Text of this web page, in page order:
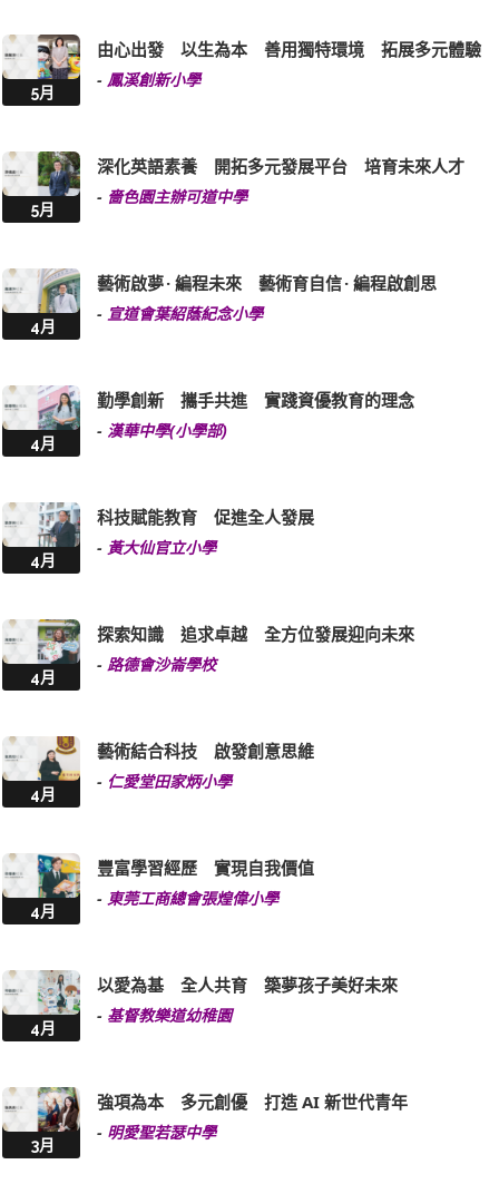
5月
由心出發 以生為本 善用獨特環境 拓展多元體驗
- 鳳溪創新小學
5月
深化英語素養 開拓多元發展平台 培育未來人才
- 嗇色園主辦可道中學
4月
藝術啟夢 · 編程未來 藝術育自信 · 編程啟創思
- 宣道會葉紹蔭紀念小學
4月
勤學創新 攜手共進 實踐資優教育的理念
- 漢華中學(小學部)
4月
科技賦能教育 促進全人發展
- 黃大仙官立小學
4月
探索知識 追求卓越 全方位發展迎向未來
- 路德會沙崙學校
4月
藝術結合科技 啟發創意思維
- 仁愛堂田家炳小學
4月
豐富學習經歷 實現自我價值
- 東莞工商總會張煌偉小學
4月
以愛為基 全人共育 築夢孩子美好未來
- 基督教樂道幼稚園
3月
強項為本 多元創優 打造 AI 新世代青年
- 明愛聖若瑟中學